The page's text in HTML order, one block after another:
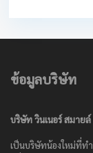
ข้อมูลบริษัท
บริษัท วินเนอร์ สมายล์
เป็นบริษัทน้องใหม่ที่ท